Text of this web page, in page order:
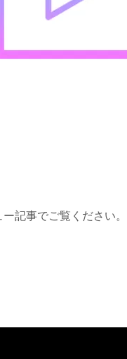
記事でご覧くださ